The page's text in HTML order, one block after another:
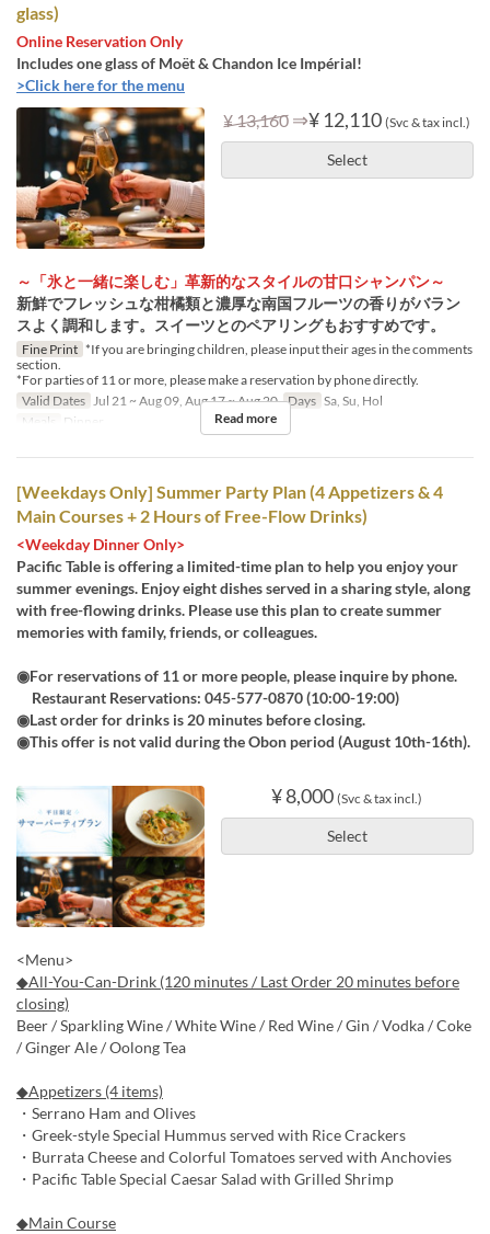
glass)
Online Reservation Only
Includes one glass of Moët & Chandon Ice Impérial!
>Click here for the menu
¥ 13,160 ⇒¥ 12,110 (Svc & tax incl.)
Select
～「氷と一緒に楽しむ」革新的なスタイルの甘口シャンパン～
新鮮でフレッシュな柑橘類と濃厚な南国フルーツの香りがバラン
スよく調和します。スイーツとのペアリングもおすすめです。
Fine Print *If you are bringing children, please input their ages in the comments
section.
*For parties of 11 or more, please make a reservation by phone directly.
Valid Dates Jul 21 ~ Aug 09, Aug 17 ~ Aug 20 Days Sa, Su, Hol
Meals
Dinner Read more
[Weekdays Only] Summer Party Plan (4 Appetizers & 4
Main Courses + 2 Hours of Free-Flow Drinks)
<Weekday Dinner Only>
Pacific Table is offering a limited-time plan to help you enjoy your
summer evenings. Enjoy eight dishes served in a sharing style, along
with free-flowing drinks. Please use this plan to create summer
memories with family, friends, or colleagues.
◉For reservations of 11 or more people, please inquire by phone.
Restaurant Reservations: 045-577-0870 (10:00-19:00)
◉Last order for drinks is 20 minutes before closing.
◉This offer is not valid during the Obon period (August 10th-16th).
¥ 8,000 (Svc & tax incl.)
Select
<Menu>
◆All-You-Can-Drink (120 minutes / Last Order 20 minutes before
closing)
Beer / Sparkling Wine / White Wine / Red Wine / Gin / Vodka / Coke
/ Ginger Ale / Oolong Tea
◆Appetizers (4 items)
・Serrano Ham and Olives
・Greek-style Special Hummus served with Rice Crackers
・Burrata Cheese and Colorful Tomatoes served with Anchovies
・Pacific Table Special Caesar Salad with Grilled Shrimp
◆Main Course